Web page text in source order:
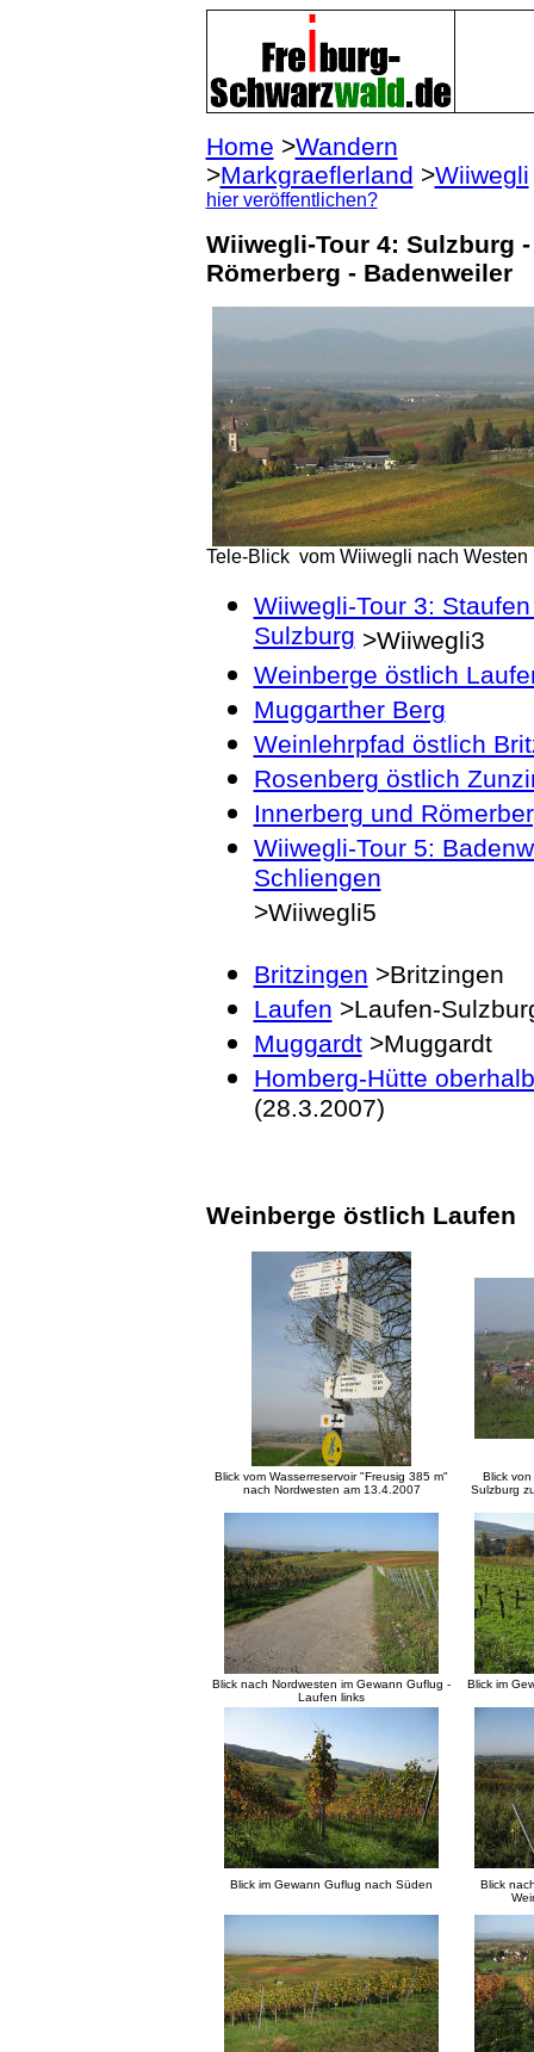
Home >Wandern
>Markgraeflerland >Wiiwegli
hier veröffentlichen?
Wiiwegli-Tour 4: Sulzburg
Römerberg - Badenweiler
Tele-Blick vom Wiiwegli nach
Wiiwegli-Tour 3:
Sulzburg>Wiiwegli3
Weinberge östlich
Muggarther Berg
Weinlehrpfad östlich
Rosenberg östlich
Innerberg und
Wiiwegli-Tour 5:
Schliengen
>Wiiwegli5
Britzingen >Britzingen
Laufen >Laufen-
Muggardt>Muggardt
Homberg-Hütte
(28.3.2007)
Weinberge östlich Laufen
Blick vom Wasserreservoir "Freusig 385 m"
nach Nordwesten am 13.4.2007
Blick
Sulzburg
Blick nach Nordwesten im Gewann Guflug -
Laufen links
Blick im
Blick im Gewann Guflug nach Süden
Blick